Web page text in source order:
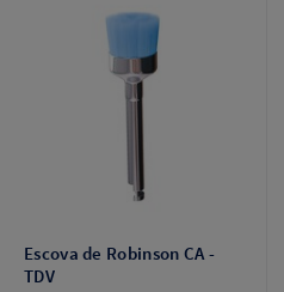
Escova de Robinson CA -
TDV